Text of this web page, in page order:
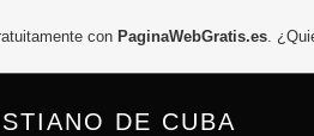
DE CUBA
conPaginaWebGratis.es .